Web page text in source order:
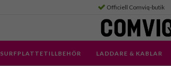
Officiell Comviq-butik
SURFPLATTETILLBEHÖR LADDARE & KABLAR